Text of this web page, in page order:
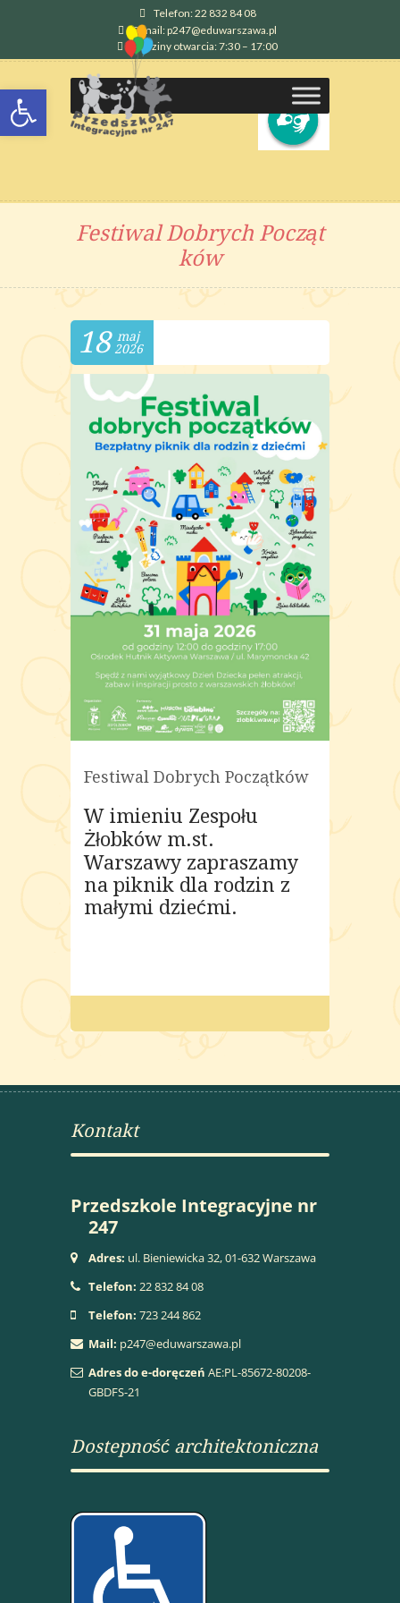
Otwórz pasek narzędzi
Telefon: 22 832 84 08
E-mail: p247@eduwarszawa.pl
Godziny otwarcia: 7:30 – 17:00
Festiwal Dobrych Począt
ków
18
maj
2026
Festiwal Dobrych Początków
W imieniu Zespołu
Żłobków m.st.
Warszawy zapraszamy
na piknik dla rodzin z
małymi dziećmi.
Kontakt
Przedszkole Integracyjne nr
247
Adres: ul. Bieniewicka 32, 01-632 Warszawa
Telefon: 22 832 84 08
Telefon: 723 244 862
Mail: p247@eduwarszawa.pl
Adres do e-doręczeń AE:PL-85672-80208-
GBDFS-21
Dostepność architektoniczna